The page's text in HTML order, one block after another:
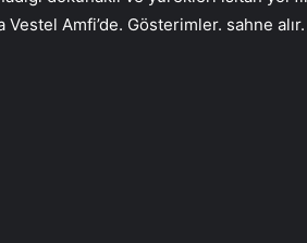
Vestel Amfi’de. Gösterimler. sahne alır.